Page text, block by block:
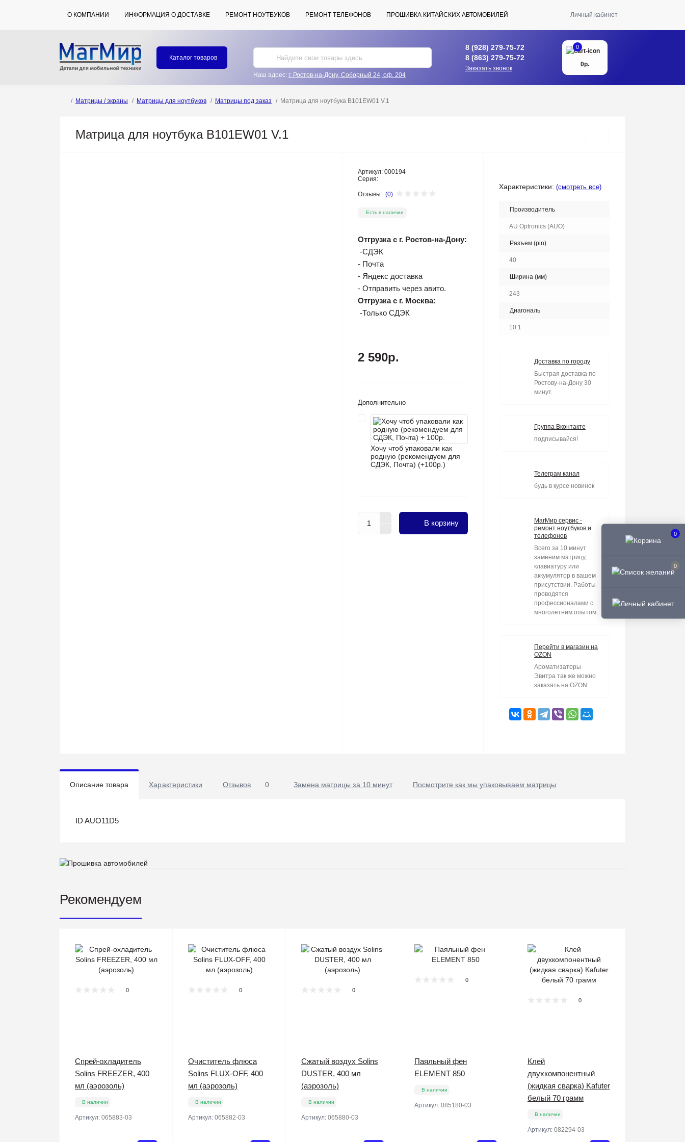
0
0
О КОМПАНИИ ИНФОРМАЦИЯ О ДОСТАВКЕ РЕМОНТ НОУТБУКОВ РЕМОНТ ТЕЛЕФОНОВ ПРОШИВКА КИТАЙСКИХ АВТОМОБИЛЕЙ Личный кабинет
Каталог товаров
Наш адрес: г. Ростов-на-Дону, Соборный 24, оф. 204
8 (928) 279-75-72
8 (863) 279-75-72
Заказать звонок
0
0р.
Матрицы / экраны Матрицы для ноутбуков Матрицы под заказ Матрица для ноутбука B101EW01 V.1
Матрица для ноутбука B101EW01 V.1
Артикул: 000194
Серия:
Отзывы: (0)
Есть в наличии
Отгрузка с г. Ростов-на-Дону:
-СДЭК
- Почта
- Яндекс доставка
- Отправить через авито.
Отгрузка с г. Москва:
-Только СДЭК
2 590р.
Дополнительно
Хочу чтоб упаковали как
родную (рекомендуем для
СДЭК, Почта) (+100р.)
В корзину
Характеристики: (смотреть все)
Производитель
AU Optronics (AUO)
Разъем (pin)
40
Ширина (мм)
243
Диагональ
10.1
Доставка по городу
Быстрая доставка по
Ростову-на-Дону 30
минут.
Группа Вконтакте
подписывайся!
Телеграм канал
будь в курсе новинок
МагМир сервис -
ремонт ноутбуков и
телефонов
Всего за 10 минут
заменим матрицу,
клавиатуру или
аккумулятор в вашем
присутствии. Работы
проводятся
профессионалами с
многолетним опытом.
Перейти в магазин на
OZON
Ароматизаторы
Эвитра так же можно
заказать на OZON
Описание товара Характеристики Отзывов 0 Замена матрицы за 10 минут Посмотрите как мы упаковываем матрицы
ID AUO11D5
Рекомендуем
0
Спрей-охладитель
Solins FREEZER, 400
мл (аэрозоль)
В наличии
Артикул: 065883-03
0
Очиститель флюса
Solins FLUX-OFF, 400
мл (аэрозоль)
В наличии
Артикул: 065882-03
0
Сжатый воздух Solins
DUSTER, 400 мл
(аэрозоль)
В наличии
Артикул: 065880-03
0
Паяльный фен
ELEMENT 850
В наличии
Артикул: 085180-03
0
Клей
двухкомпонентный
(жидкая сварка) Kafuter
белый 70 грамм
В наличии
Артикул: 082294-03